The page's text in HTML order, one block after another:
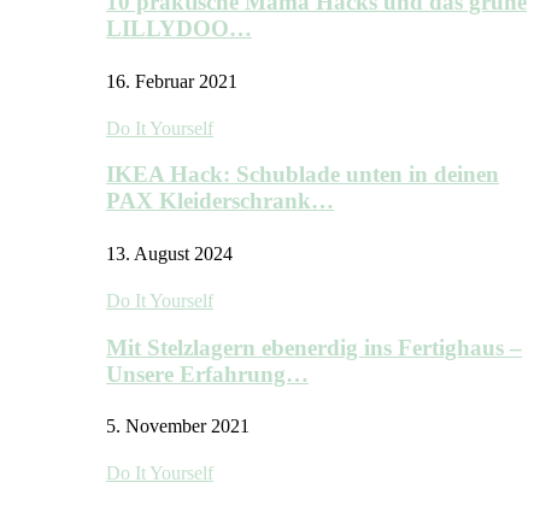
LILLYDOO…
16. Februar 2021
Do It Yourself
IKEA Hack: Schublade unten in deinen
PAX Kleiderschrank…
13. August 2024
Do It Yourself
Mit Stelzlagern ebenerdig ins Fertighaus –
Unsere Erfahrung…
5. November 2021
Do It Yourself